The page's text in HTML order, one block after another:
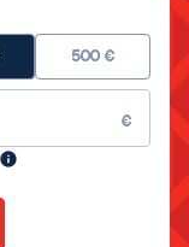
500 €
€